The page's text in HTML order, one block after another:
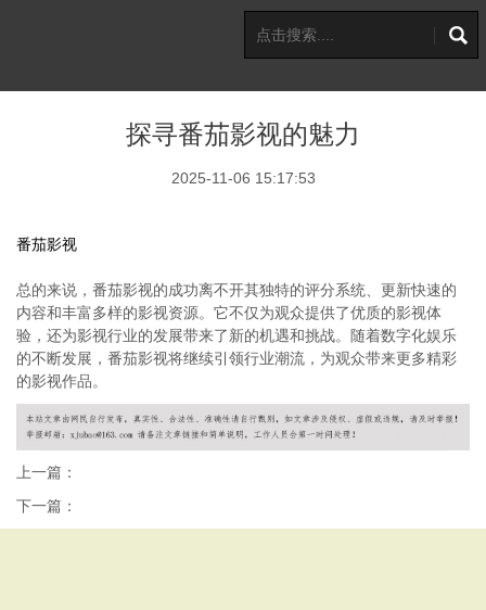
探寻番茄影视的魅力
2025-11-06 15:17:53
番茄影视
总的来说，番茄影视的成功离不开其独特的评分系统、更新快速的
内容和丰富多样的影视资源。它不仅为观众提供了优质的影视体
验，还为影视行业的发展带来了新的机遇和挑战。随着数字化娱乐
的不断发展，番茄影视将继续引领行业潮流，为观众带来更多精彩
的影视作品。
上一篇：
下一篇：